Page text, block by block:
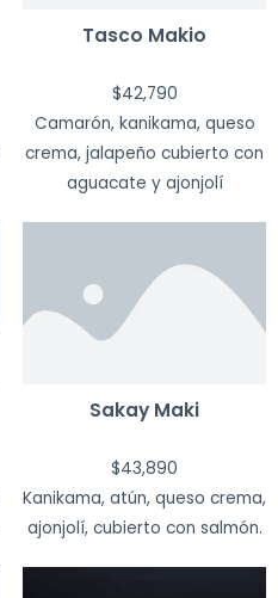
Tasco Makio
$42,790
Camarón, kanikama, queso
crema, jalapeño cubierto con
aguacate y ajonjolí
Sakay Maki
$43,890
Kanikama, atún, queso crema,
ajonjolí, cubierto con salmón.